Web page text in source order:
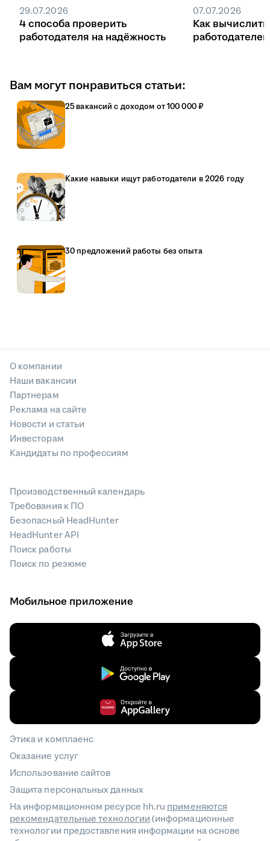
29.07.2026
4 способа проверить
работодателя на надёжность
07.07.2026
Как вычислить
Вам могут понравиться статьи:
25 вакансий с доходом от 100 000 ₽
Какие навыки ищут работодатели в 2026 году
30 предложений работы без опыта
О компании
Наши вакансии
Партнерам
Реклама на сайте
Новости и статьи
Инвесторам
Кандидаты по профессиям
Производственный календарь
Требования к ПО
Безопасный HeadHunter
HeadHunter API
Поиск работы
Поиск по резюме
Мобильное приложение
Этика и комплаенс
Оказание услуг
Использование сайтов
Защита персональных данных
На информационном ресурсе hh.ru применяются
рекомендательные технологии(информационные
технологии предоставления информации на основе